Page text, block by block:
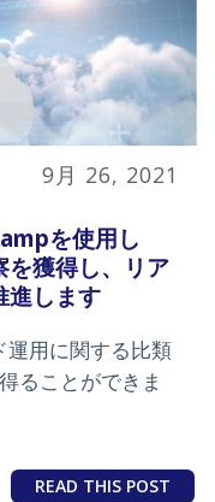
9月 26, 2021
を使用し
を獲得し、リア
進します
運用に関する比類
ることができま
READ THIS POST